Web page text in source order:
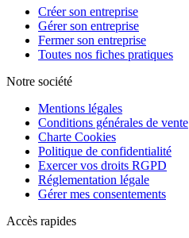
Créer son entreprise
Gérer son entreprise
Fermer son entreprise
Toutes nos fiches pratiques
Notre société
Mentions légales
Conditions générales de vente
Charte Cookies
Politique de confidentialité
Exercer vos droits RGPD
Réglementation légale
Gérer mes consentements
Accès rapides